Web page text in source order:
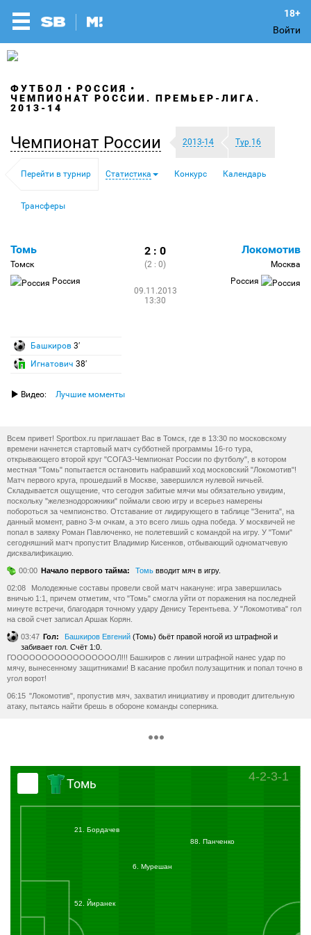
Войти
ФУТБОЛ
РОССИЯ
ЧЕМПИОНАТ РОССИИ. ПРЕМЬЕР-ЛИГА.
2013-14
Чемпионат России 2013-14 Тур 16
Перейти в турнир Статистика Конкурс Календарь
Трансферы
Томь
Томск
Россия
2 : 0
(2 : 0)
09.11.2013
13:30
Локомотив
Москва
Россия
Башкиров 3′
Игнатович 38′
Видео: Лучшие моменты
Всем привет! Sportbox.ru приглашает Вас в Томск, где в 13:30 по московскому
времени начнется стартовый матч субботней программы 16-го тура,
открывающего второй круг "СОГАЗ-Чемпионат России по футболу", в котором
местная "Томь" попытается остановить набравший ход московский "Локомотив"!
Матч первого круга, прошедший в Москве, завершился нулевой ничьей.
Складывается ощущение, что сегодня забитые мячи мы обязательно увидим,
поскольку "железнодорожники" поймали свою игру и всерьез намерены
побороться за чемпионство. Отставание от лидирующего в таблице "Зенита", на
данный момент, равно 3-м очкам, а это всего лишь одна победа. У москвичей не
попал в заявку Роман Павлюченко, не полетевший с командой на игру. У "Томи"
сегодняшний матч пропустит Владимир Кисенков, отбывающий одноматчевую
дисквалификацию.
00:00 Начало первого тайма: Томь вводит мяч в игру.
02:08
Молодежные составы провели свой матч накануне: игра завершилась
вничью 1:1, причем отметим, что "Томь" смогла уйти от поражения на последней
минуте встречи, благодаря точному удару Денису Терентьева. У "Локомотива" гол
на свой счет записал Аршак Корян.
03:47 Гол: Башкиров Евгений (Томь) бьёт правой ногой из штрафной и
забивает гол. Счёт 1:0.
ГОООООООООООООООООЛ!!! Башкиров с линии штрафной нанес удар по
мячу, вынесенному защитниками! В касание пробил полузащитник и попал точно в
угол ворот!
06:15 "Локомотив", пропустив мяч, захватил инициативу и проводит длительную
атаку, пытаясь найти брешь в обороне команды соперника.
закинуть мяч на Н'Дойе. Защитники "Томи" пока обороняются довольно уверенно,
оборона "Томи" и эту загадку разгадала.
Первая минут за 8 атака "Томи" завершилась неточной передачей
промерзшем томском газоне очень не просто.
Половину первого тайма отыграли команды: "Томь" пока впереди и ее игра в
Леонид Кучук, как и Василий Баскаков, не уходят с бровки поля. Они
постоянно делают замечания своим игрокам и советуют, что нужно сделать в том
штрафную, но в последний момент отпустил мяч от себя, позволив его выбить
Томь 4-2-3-1
52. Йиранек
21. Бордачев
6. Мурешан
88. Панченко